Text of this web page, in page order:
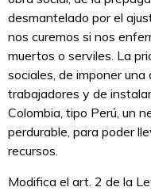
desmantelado por el
nos curemos si nos
muertos o serviles. La
sociales, de imponer
trabajadores y de
Colombia, tipo Perú, un
perdurable, para poder
recursos.
Modifica el art. 2 de la